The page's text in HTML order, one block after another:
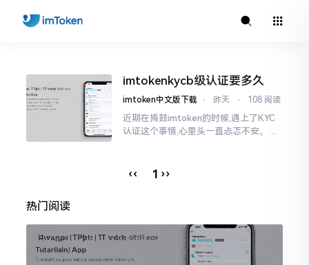
imtokenkycb级认证要多久
imtoken中文版下载 ⋅ 昨天 ⋅ 108 阅读
近期在捣鼓imtoken的时候,遇上了KYC
认证这个事情,心里头一直忐忑不安。B
说的都不一样
‹‹ 1 ››
热门阅读